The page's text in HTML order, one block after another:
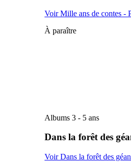
Voir Mille ans de contes -
À paraître
Albums 3 - 5 ans
Dans la forêt des
Voir Dans la forêt des